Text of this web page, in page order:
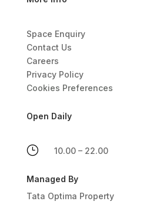
Space Enquiry
Contact Us
Careers
Privacy Policy
Cookies Preferences
Open Daily
} 10.00 – 22.00
Managed By
Tata Optima Property